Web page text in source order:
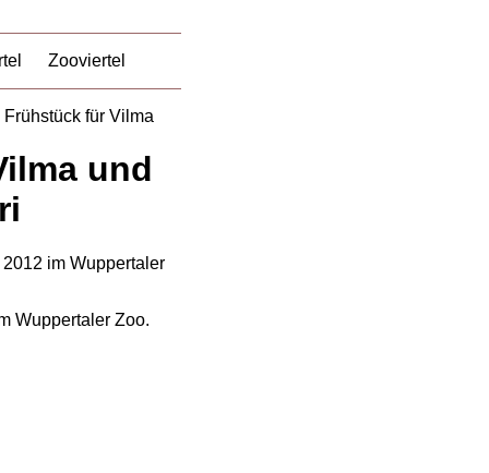
Zooviertel
Frühstück für Vilma
und
Wuppertaler Zoo.